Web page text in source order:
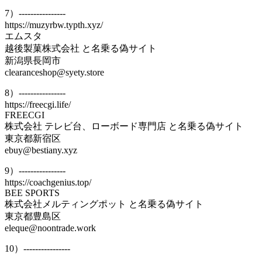
7）----------------
https://muzyrbw.typth.xyz/
エムスタ
越後製菓株式会社 と名乗る偽サイト
新潟県長岡市
clearanceshop@syety.store
8）----------------
https://freecgi.life/
FREECGI
株式会社 テレビ台、ローボード専門店 と名乗る偽サイト
東京都新宿区
ebuy@bestiany.xyz
9）----------------
https://coachgenius.top/
BEE SPORTS
株式会社メルティングポット と名乗る偽サイト
東京都豊島区
eleque@noontrade.work
10）----------------